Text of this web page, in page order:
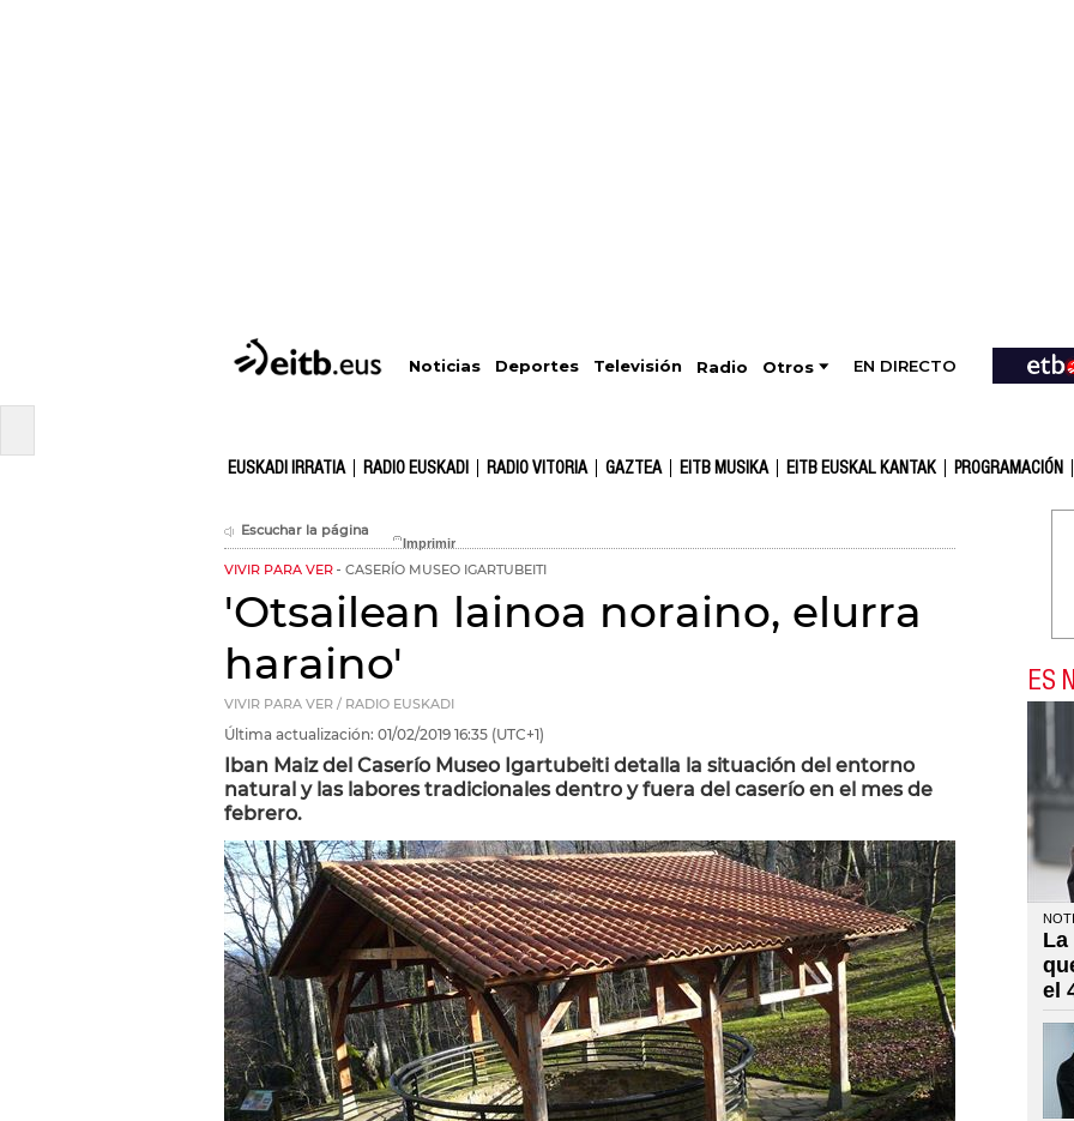
Noticias Deportes Televisión Radio Otros EN DIRECTO
EUSKADI IRRATIA RADIO EUSKADI RADIO VITORIA GAZTEA EITB MUSIKA EITB EUSKAL KANTAK PROGRAMACIÓN
Escuchar la página
VIVIR PARA VER CASERÍO MUSEO IGARTUBEITI
'Otsailean lainoa noraino, elurra
haraino'
VIVIR PARA VER / RADIO EUSKADI
Última actualización: 01/02/2019 16:35 (UTC+1)
Iban Maiz del Caserío Museo Igartubeiti detalla la situación del entorno
natural y las labores tradicionales dentro y fuera del caserío en el mes de
febrero.
ES
La
el